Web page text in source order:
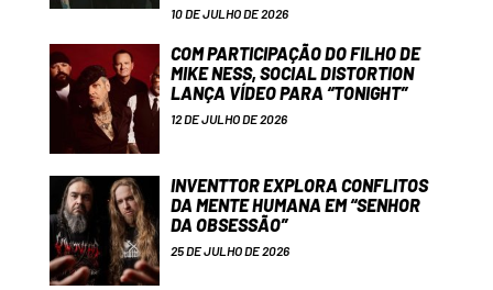
10 DE JULHO DE 2026
COM PARTICIPAÇÃO DO FILHO DE
MIKE NESS, SOCIAL DISTORTION
LANÇA VÍDEO PARA “TONIGHT”
12 DE JULHO DE 2026
INVENTTOR EXPLORA CONFLITOS
DA MENTE HUMANA EM “SENHOR
DA OBSESSÃO”
25 DE JULHO DE 2026